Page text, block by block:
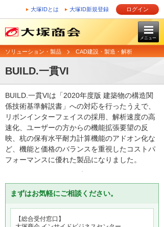
大塚IDとは 大塚ID新規登録 ログイン
メニュー
ソリューション・製品 CAD建設・製造・解析
BUILD.一貫VI
BUILD.一貫VIは「2020年度版 建築物の構造関
係技術基準解説書」への対応を行ったうえで、
リボンインターフェイスの採用、解析速度の高
速化、ユーザーの方からの機能拡張要望の反
映、杭の保有水平耐力計算機能のアドオン化な
ど、機能と価格のバランスを重視したコストパ
フォーマンスに優れた製品になりました。
まずはお気軽にご相談ください。
【総合受付窓口】